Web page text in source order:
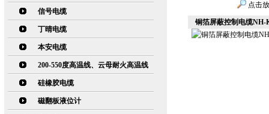
信号电缆
丁晴电缆
本安电缆
200-550度高温线、云母耐火高温线
硅橡胶电缆
磁翻板液位计
点击
铜箔屏蔽控制电缆NH-